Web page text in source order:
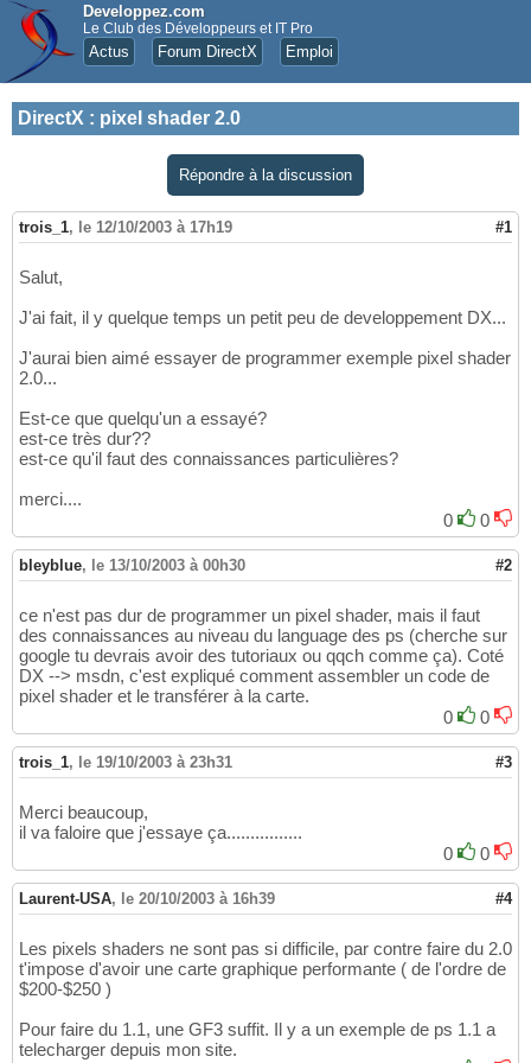
Developpez.com
Le Club des Développeurs et IT Pro
Actus Forum DirectX Emploi
DirectX : pixel shader 2.0
Répondre à la discussion
trois_1, le 12/10/2003 à 17h19 #1
Salut,
J'ai fait, il y quelque temps un petit peu de developpement DX...
J'aurai bien aimé essayer de programmer exemple pixel shader
2.0...
Est-ce que quelqu'un a essayé?
est-ce très dur??
est-ce qu'il faut des connaissances particulières?
merci....
0
0
bleyblue, le 13/10/2003 à 00h30 #2
ce n'est pas dur de programmer un pixel shader, mais il faut
des connaissances au niveau du language des ps (cherche sur
google tu devrais avoir des tutoriaux ou qqch comme ça). Coté
DX --> msdn, c'est expliqué comment assembler un code de
pixel shader et le transférer à la carte.
0
0
trois_1, le 19/10/2003 à 23h31 #3
Merci beaucoup,
il va faloire que j'essaye ça................
0
0
Laurent-USA, le 20/10/2003 à 16h39 #4
Les pixels shaders ne sont pas si difficile, par contre faire du 2.0
t'impose d'avoir une carte graphique performante ( de l'ordre de
$200-$250 )
Pour faire du 1.1, une GF3 suffit. Il y a un exemple de ps 1.1 a
telecharger depuis mon site.